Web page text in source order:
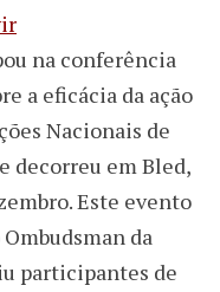
na conferência
a eficácia da ação
Nacionais de
decorreu em Bled,
Este evento
da
participantes de